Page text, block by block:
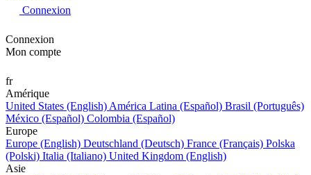
Connexion
Connexion
Mon compte
fr
Amérique
United States (English) América Latina (Español) Brasil (Português)
México (Español) Colombia (Español)
Europe
Europe (English) Deutschland (Deutsch) France (Français) Polska
(Polski) Italia (Italiano) United Kingdom (English)
Asie